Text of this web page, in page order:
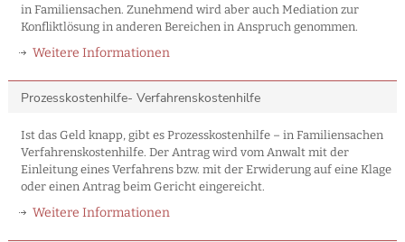
in Familiensachen. Zunehmend wird aber auch Mediation zur
Konfliktlösung in anderen Bereichen in Anspruch genommen.
Weitere Informationen
Prozesskostenhilfe- Verfahrenskostenhilfe
Ist das Geld knapp, gibt es Prozesskostenhilfe – in Familiensachen
Verfahrenskostenhilfe. Der Antrag wird vom Anwalt mit der
Einleitung eines Verfahrens bzw. mit der Erwiderung auf eine Klage
oder einen Antrag beim Gericht eingereicht.
Weitere Informationen